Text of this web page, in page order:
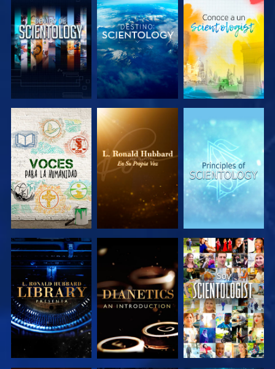
EXPLORA LAS
SERIES
EXPLORA LAS
SERIES
EXPLORA LAS
SERIES
EXPLORA LAS
SERIES
EXPLORA LAS
SERIES
VE